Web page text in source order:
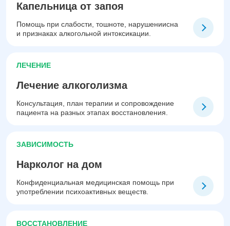
Капельница от запоя
Помощь при слабости, тошноте, нарушениисна
и признаках алкогольной интоксикации.
ЛЕЧЕНИЕ
Лечение алкоголизма
Консультация, план терапии и сопровождение
пациента на разных этапах восстановления.
ЗАВИСИМОСТЬ
Нарколог на дом
Конфиденциальная медицинская помощь при
употреблении психоактивных веществ.
ВОССТАНОВЛЕНИЕ